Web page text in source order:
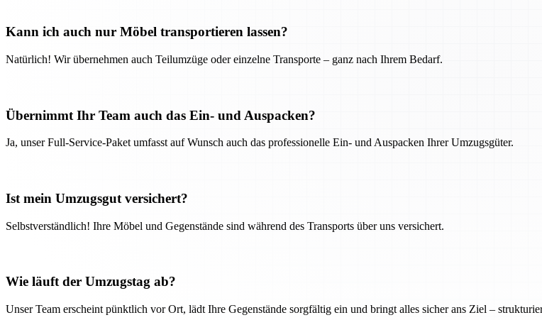
Kann ich auch nur Möbel transportieren lassen?
Natürlich! Wir übernehmen auch Teilumzüge oder einzelne Transporte – ganz nach Ihrem Bedarf.
Übernimmt Ihr Team auch das Ein- und Auspacken?
Ja, unser Full-Service-Paket umfasst auf Wunsch auch das professionelle Ein- und Auspacken Ihrer Umzugsgüter.
Ist mein Umzugsgut versichert?
Selbstverständlich! Ihre Möbel und Gegenstände sind während des Transports über uns versichert.
Wie läuft der Umzugstag ab?
Unser Team erscheint pünktlich vor Ort, lädt Ihre Gegenstände sorgfältig ein und bringt alles sicher ans Ziel –